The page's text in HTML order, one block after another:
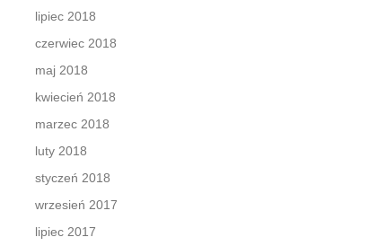
lipiec 2018
czerwiec 2018
maj 2018
kwiecień 2018
marzec 2018
luty 2018
styczeń 2018
wrzesień 2017
lipiec 2017